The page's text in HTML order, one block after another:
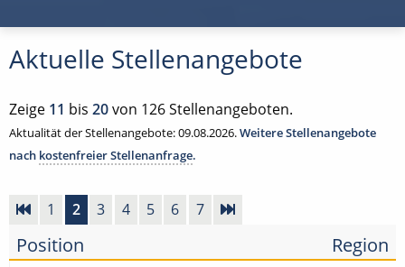
Aktuelle Stellenangebote
Zeige 11 bis 20von 126 Stellenangeboten.
Aktualität der Stellenangebote: 09.08.2026.Weitere Stellenangebote
nach kostenfreier Stellenanfrage.
1 2 3 4 5 6 7
Position Region